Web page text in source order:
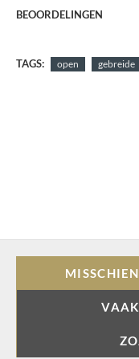
BEOORDELINGEN
TAGS: open gebreide